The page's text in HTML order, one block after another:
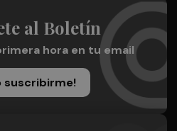
al Boletín
hora en tu email
suscribirme!